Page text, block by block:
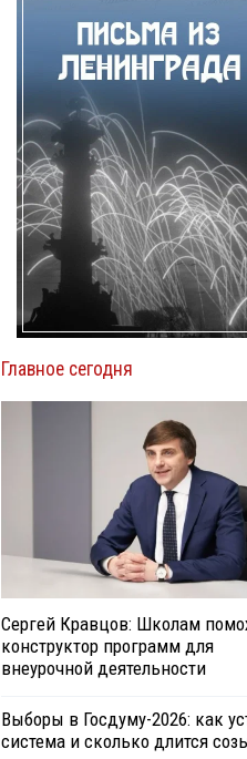
Главное сегодня
Сергей Кравцов: Школам
конструктор программ для
внеурочной деятельности
Выборы в Госдуму-2026: как
система и сколько длится